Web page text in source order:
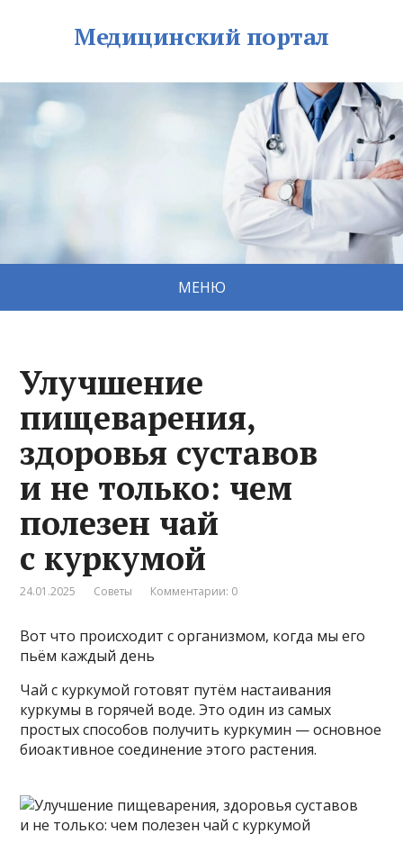
Медицинский портал
МЕНЮ
Улучшение
пищеварения,
здоровья суставов
и не только: чем
полезен чай
с куркумой
24.01.2025 Советы Комментарии: 0
Вот что происходит с организмом, когда мы его
пьём каждый день
Чай с куркумой готовят путём настаивания
куркумы в горячей воде. Это один из самых
простых способов получить куркумин — основное
биоактивное соединение этого растения.